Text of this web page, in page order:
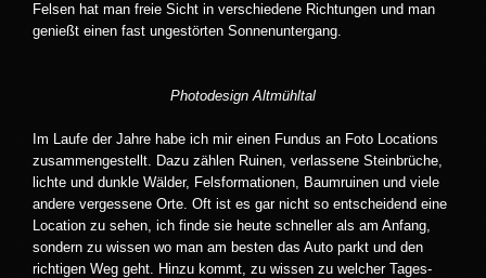
Felsen hat man freie Sicht in verschiedene Richtungen und man
genießt einen fast ungestörten Sonnenuntergang.
Photodesign Altmühltal
Im Laufe der Jahre habe ich mir einen Fundus an Foto Locations
zusammengestellt. Dazu zählen Ruinen, verlassene Steinbrüche,
lichte und dunkle Wälder, Felsformationen, Baumruinen und viele
andere vergessene Orte. Oft ist es gar nicht so entscheidend eine
Location zu sehen, ich finde sie heute schneller als am Anfang,
sondern zu wissen wo man am besten das Auto parkt und den
richtigen Weg geht. Hinzu kommt, zu wissen zu welcher Tages-